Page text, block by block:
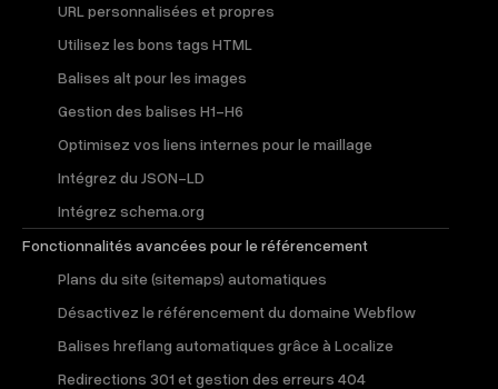
URL personnalisées et propres
Utilisez les bons tags HTML
Balises alt pour les images
Gestion des balises H1-H6
Optimisez vos liens internes pour le maillage
Intégrez du JSON-LD
Intégrez schema.org
Fonctionnalités avancées pour le référencement
Plans du site (sitemaps) automatiques
Désactivez le référencement du domaine Webflow
Balises hreflang automatiques grâce à Localize
Redirections 301 et gestion des erreurs 404